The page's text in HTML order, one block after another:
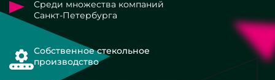
Среди множества компаний
Санкт-Петербурга
Собственное стекольное
производство